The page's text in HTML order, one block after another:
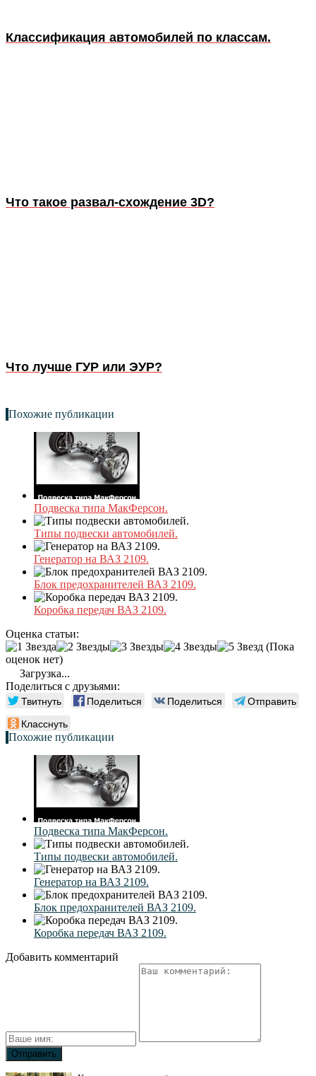
Классификация автомобилей по классам.
Что такое развал-схождение 3D?
Что лучше ГУР или ЭУР?
Похожие публикации
Подвеска типа МакФерсон.
Типы подвески автомобилей.
Генератор на ВАЗ 2109.
Блок предохранителей ВАЗ 2109.
Коробка передач ВАЗ 2109.
Оценка статьи:
(Пока
оценок нет)
Загрузка...
Поделиться с друзьями:
Твитнуть Поделиться Поделиться
Отправить
Класснуть
Похожие публикации
Подвеска типа МакФерсон.
Типы подвески автомобилей.
Генератор на ВАЗ 2109.
Блок предохранителей ВАЗ 2109.
Коробка передач ВАЗ 2109.
Добавить комментарий